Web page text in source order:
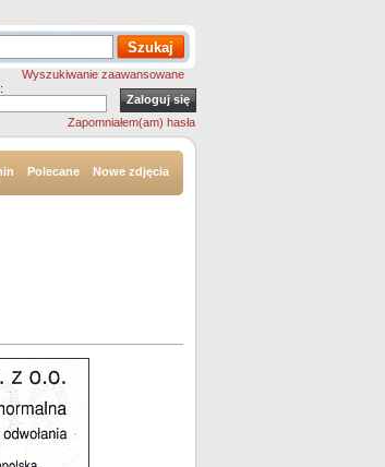
Wyszukiwanie zaawansowane
Zapomniałem(am) hasła
Polecane Nowe zdjęcia